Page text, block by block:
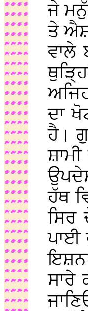
ਜੇ
ਤੇ
ਵਾਲੇ
ਦਾ
ਹੈ।
ਹੱਥ
ਸਿਰ
ਪਾਈ
ਸਾਰੇ